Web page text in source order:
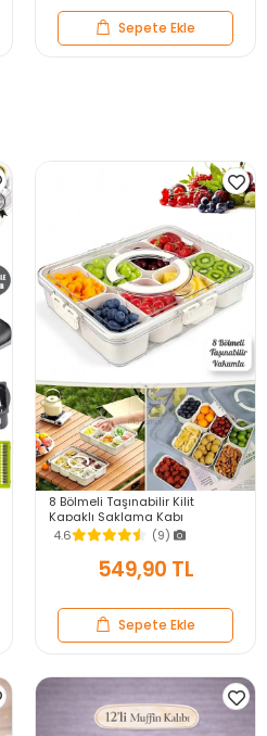
Sepete Ekle
8 Bölmeli Taşınabilir Kilit
Kapaklı Saklama Kabı
Kahvaltılık Organizer Piknik Seti
Gıda Kutusu
4.6 (9)
549,90 TL
Sepete Ekle